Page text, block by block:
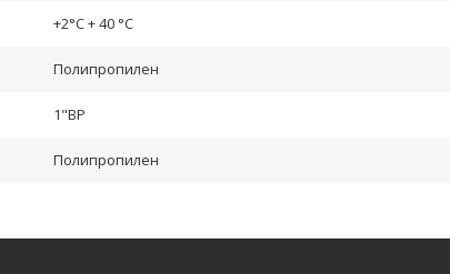
+2°С + 40 °С
Полипропилен
1"ВР
Полипропилен